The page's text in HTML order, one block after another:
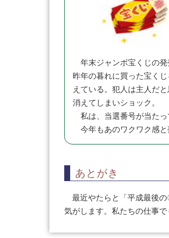
年末ジャンボ宝くじの発
昨年の暮れに買った宝く
えている。犯人は主人だ
消えてしまいショック。
私は、当選番号が当たっ
今年もあのワクワク感と
あとがき
最近やたらと「平成最後の
気がします。私たちの仕事